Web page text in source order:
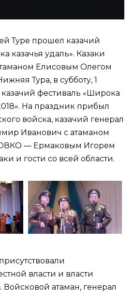
Туре прошел казачий
казачья удаль». Казаки
Елисовым Олегом
Тура, в субботу, 1
фестиваль «Широка
На праздник прибыл
войска, казачий генерал
Иванович с атаманом
— Ермаковым Игорем
и гости со всей области.
власти и власти
Войсковой атаман, генерал